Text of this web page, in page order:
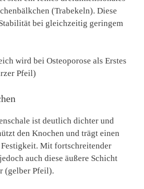
(Trabekeln). Diese
bei gleichzeitig geringem
wird bei Osteoporose als Erstes
Pfeil)
ist deutlich dichter und
den Knochen und trägt einen
Mit fortschreitender
auch diese äußere Schicht
(gelber Pfeil).